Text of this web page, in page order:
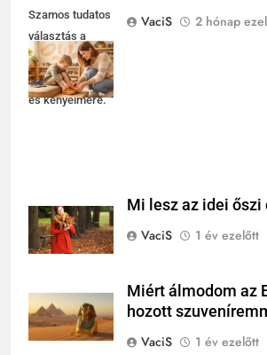
Szamos tudatos
választás a
gyermekek
lábfejlődésére
és kényelmére.
VaciS
2 hónap
Mi lesz az idei őszi
VaciS
1 év ezelőtt
Miért álmodom az
hozott
VaciS
1 év ezelőtt